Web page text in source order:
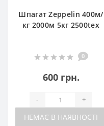
Шпагат Zeppelin 400м/
кг 2000м 5кг 2500tex
0
600 грн.
- +
НЕМАЄ В НАЯВНОСТІ